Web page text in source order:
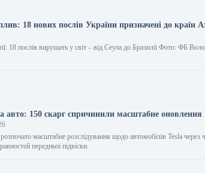
18 нових послів України призначені до країн
18 послів вирушать у світ – від Сеула до Бразилії Фото: ФБ
авто: 150 скарг спричинили масштабне оновлення
масштабне розслідування щодо автомобілів Tesla через
передньої підвіски.